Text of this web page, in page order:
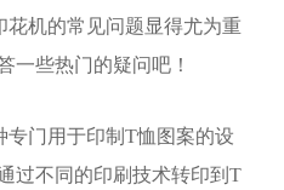
花机的常见问题显得尤为重
一些热门的疑问吧！
门用于印制T恤图案的设
过不同的印刷技术转印到T